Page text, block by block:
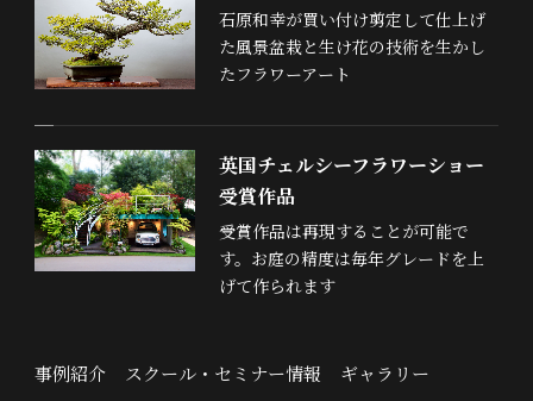
石原和幸が買い付け剪定して仕上げ
た風景盆栽と生け花の技術を生かし
たフラワーアート
英国チェルシーフラワーショー
受賞作品
受賞作品は再現することが可能で
す。お庭の精度は毎年グレードを上
げて作られます
事例紹介 スクール・セミナー情報
ギャラリー